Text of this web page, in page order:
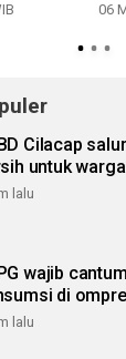
06
Cilacap
untuk
lalu
wajib
di
lalu